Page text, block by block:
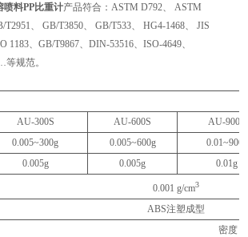
喷料PP比重计产品符合：ASTM D792、 ASTM
T2951、 GB/T3850、 GB/T533、 HG4-1468、 JIS
1183、GB/T9867、DIN-53516、ISO-4649、
等规范。
AU-300S AU-600S AU-900S
0.005~300g 0.005~600g
0.01~900g
0.005g 0.005g 0.01g
0.001 g/cm3
ABS注塑成型
密度